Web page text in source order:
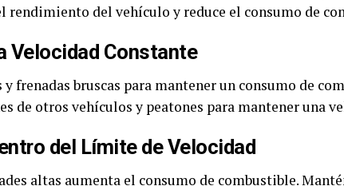
rendimiento del vehículo y reduce el consumo de
Velocidad Constante
frenadas bruscas para mantener un consumo de
de otros vehículos y peatones para mantener una
del Límite de Velocidad
altas aumenta el consumo de combustible.